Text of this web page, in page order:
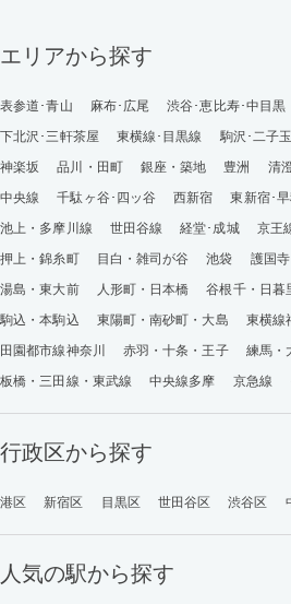
エリアから探す
表参道･青山 麻布･広尾 渋谷･恵比寿･中目黒
下北沢･三軒茶屋
東横線･目黒線 駒沢･二子玉
神楽坂
品川・田町 銀座・築地 豊洲 清
中央線
千駄ヶ谷･四ッ谷 西新宿 東新宿･
池上・多摩川線
世田谷線 経堂･成城 京王
押上・錦糸町
目白・雑司が谷 池袋 護国
湯島・東大前
人形町・日本橋 谷根千・日暮
駒込・本駒込
東陽町・南砂町・大島 東横線
田園都市線神奈川
赤羽・十条・王子
練馬・
板橋・三田線・東武線
中央線多摩 京急線
行政区から探す
港区 新宿区 目黒区 世田谷区 渋谷区
人気の駅から探す